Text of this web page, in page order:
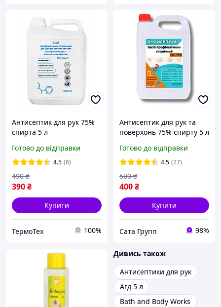
Антисептик для рук 75%
спирта 5 л
Готово до відправки
4.5 (8)
390₴
490 ₴
Купити
ТермоТех 100%
Антисептик для рук та
поверхонь 75% спирту 5 л
Готово до відправки
4.5 (27)
400₴
500 ₴
Купити
Сата Групп 98%
Дивись також
Антисептики для рук
Агд 5 л
Bath and Body Works